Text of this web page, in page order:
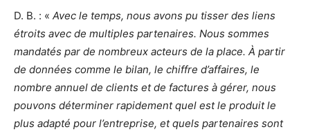
D. B. : « Avec le temps, nous avons pu tisser des liens
étroits avec de multiples partenaires. Nous sommes
mandatés par de nombreux acteurs de la place. À partir
de données comme le bilan, le chiffre d’affaires, le
nombre annuel de clients et de factures à gérer, nous
pouvons déterminer rapidement quel est le produit le
plus adapté pour l’entreprise, et quels partenaires sont